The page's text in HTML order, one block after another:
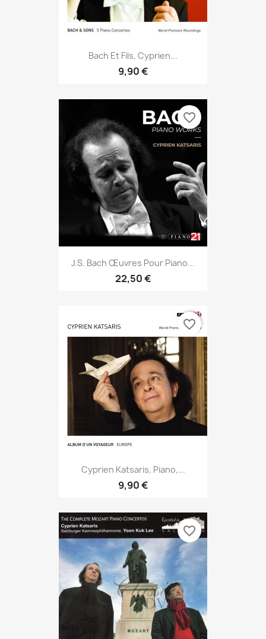
Bach Et Fils, Cyprien...
9,90 €
J.S. Bach Œuvres Pour Piano...
22,50 €
favorite_border
Cyprien Katsaris, Piano,...
9,90 €
favorite_border
favorite_border